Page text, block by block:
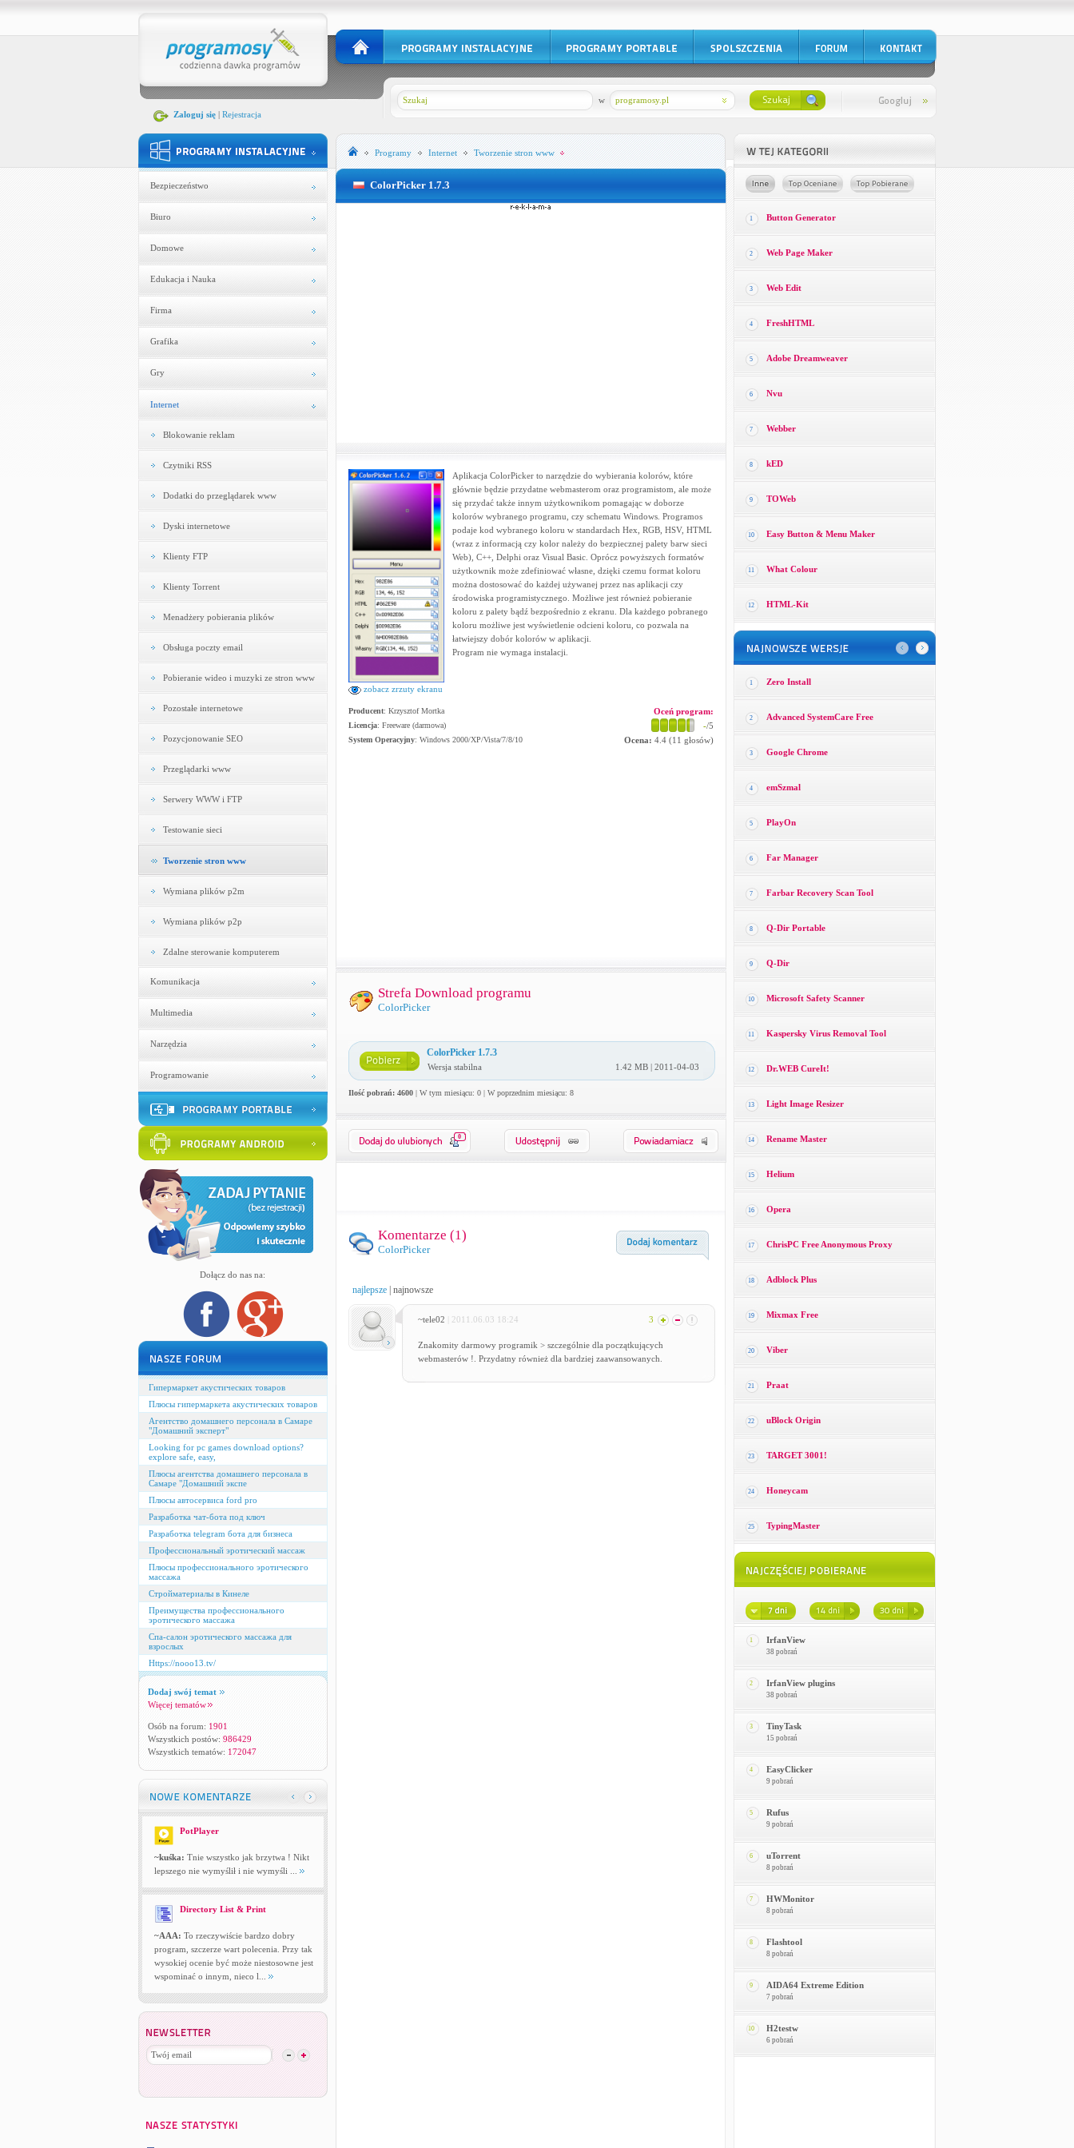
Zaloguj się| Rejestracja
programosy.pl
w
Bezpieczeństwo
Biuro
Domowe
Edukacja i Nauka
Firma
Grafika
Gry
Internet
Blokowanie reklam
Czytniki RSS
Dodatki do przeglądarek www
Dyski internetowe
Klienty FTP
Klienty Torrent
Menadżery pobierania plików
Obsługa poczty email
Pobieranie wideo i muzyki ze stron www
Pozostałe internetowe
Pozycjonowanie SEO
Przeglądarki www
Serwery WWW i FTP
Testowanie sieci
Tworzenie stron www
Wymiana plików p2m
Wymiana plików p2p
Zdalne sterowanie komputerem
Komunikacja
Multimedia
Narzędzia
Programowanie
Dołącz do nas na:
Гипермаркет акустических товаров
Плюсы гипермаркета акустических товаров
Агентство домашнего персонала в Самаре
"Домашний эксперт"
Looking for pc games download options?
explore safe, easy,
Плюсы агентства домашнего персонала в
Самаре "Домашний экспе
Плюсы автосервиса ford pro
Разработка чат-бота под ключ
Разработка telegram бота для бизнеса
Профессиональный эротический массаж
Плюсы профессионального эротического
массажа
Стройматериалы в Кинеле
Преимущества профессионального
эротического массажа
Спа-салон эротического массажа для
взрослых
Https://nooo13.tv/
Dodaj swój temat
Więcej tematów
Osób na forum: 1901
Wszystkich postów: 986429
Wszystkich tematów: 172047
PotPlayer
~kuśka: Tnie wszystko jak brzytwa ! Nikt
lepszego nie wymyślił i nie wymyśli ...
Directory List & Print
~AAA: To rzeczywiście bardzo dobry
program, szczerze wart polecenia. Przy tak
wysokiej ocenie być może niestosowne jest
wspominać o innym, nieco l...
Programy Internet Tworzenie stron www
ColorPicker 1.7.3
zobacz zrzuty ekranu
Aplikacja ColorPicker to narzędzie do wybierania kolorów, które
głównie będzie przydatne webmasterom oraz programistom, ale może
się przydać także innym użytkownikom pomagając w doborze
kolorów wybranego programu, czy schematu Windows. Programos
podaje kod wybranego koloru w standardach Hex, RGB, HSV, HTML
(wraz z informacją czy kolor należy do bezpiecznej palety barw sieci
Web), C++, Delphi oraz Visual Basic. Oprócz powyższych formatów
użytkownik może zdefiniować własne, dzięki czemu format koloru
można dostosować do każdej używanej przez nas aplikacji czy
środowiska programistycznego. Możliwe jest również pobieranie
koloru z palety bądź bezpośrednio z ekranu. Dla każdego pobranego
koloru możliwe jest wyświetlenie odcieni koloru, co pozwala na
łatwiejszy dobór kolorów w aplikacji.
Program nie wymaga instalacji.
Producent: Krzysztof Mortka
Licencja: Freeware (darmowa)
System Operacyjny: Windows 2000/XP/Vista/7/8/10
Oceń program:
-/5
Ocena: 4.4(11 głosów)
Strefa Download programu
ColorPicker
ColorPicker 1.7.3
Wersja stabilna 1.42 MB | 2011-04-03
Ilość pobrań: 4600| W tym miesiącu: 0 | W poprzednim miesiącu: 8
0
Komentarze (1)
ColorPicker
najlepsze| najnowsze
~tele02 | 2011.06.03 18:24 3
Znakomity darmowy programik > szczególnie dla początkujących
webmasterów !. Przydatny również dla bardziej zaawansowanych.
1 Button Generator
2 Web Page Maker
3 Web Edit
4 FreshHTML
5 Adobe Dreamweaver
6 Nvu
7 Webber
8 kED
9 TOWeb
10 Easy Button & Menu Maker
11 What Colour
12 HTML-Kit
1 Zero Install
2 Advanced SystemCare Free
3 Google Chrome
4 emSzmal
5 PlayOn
6 Far Manager
7 Farbar Recovery Scan Tool
8 Q-Dir Portable
9 Q-Dir
10 Microsoft Safety Scanner
11 Kaspersky Virus Removal Tool
12 Dr.WEB CureIt!
13 Light Image Resizer
14 Rename Master
15 Helium
16 Opera
17 ChrisPC Free Anonymous Proxy
18 Adblock Plus
19 Mixmax Free
20 Viber
21 Praat
22 uBlock Origin
23 TARGET 3001!
24 Honeycam
25 TypingMaster
1 IrfanView
38 pobrań
2 IrfanView plugins
38 pobrań
3 TinyTask
15 pobrań
4 EasyClicker
9 pobrań
5 Rufus
9 pobrań
6 uTorrent
8 pobrań
7 HWMonitor
8 pobrań
8 Flashtool
8 pobrań
9 AIDA64 Extreme Edition
7 pobrań
10 H2testw
6 pobrań